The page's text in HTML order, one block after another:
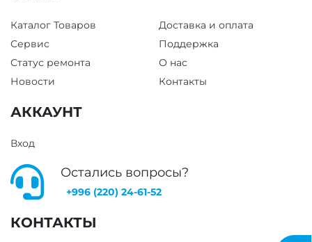
Каталог Товаров
Доставка и оплата
Сервис
Поддержка
Статус ремонта
О нас
Новости
Контакты
АККАУНТ
Вход
Остались вопросы?
+996 (220) 24-61-52
КОНТАКТЫ